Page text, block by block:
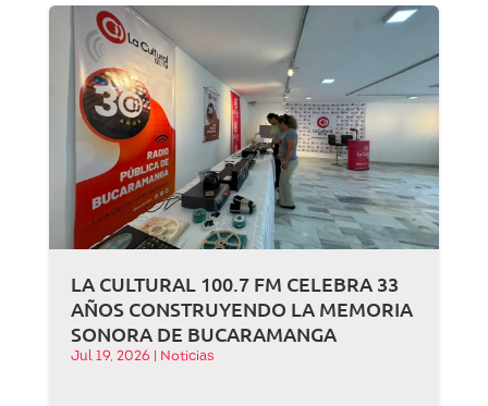
LA CULTURAL 100.7 FM CELEBRA 33
AÑOS CONSTRUYENDO LA MEMORIA
SONORA DE BUCARAMANGA
Jul 19, 2026 Noticias